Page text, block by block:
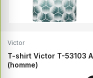
Victor
T-shirt Victor T-53103 A
(homme)